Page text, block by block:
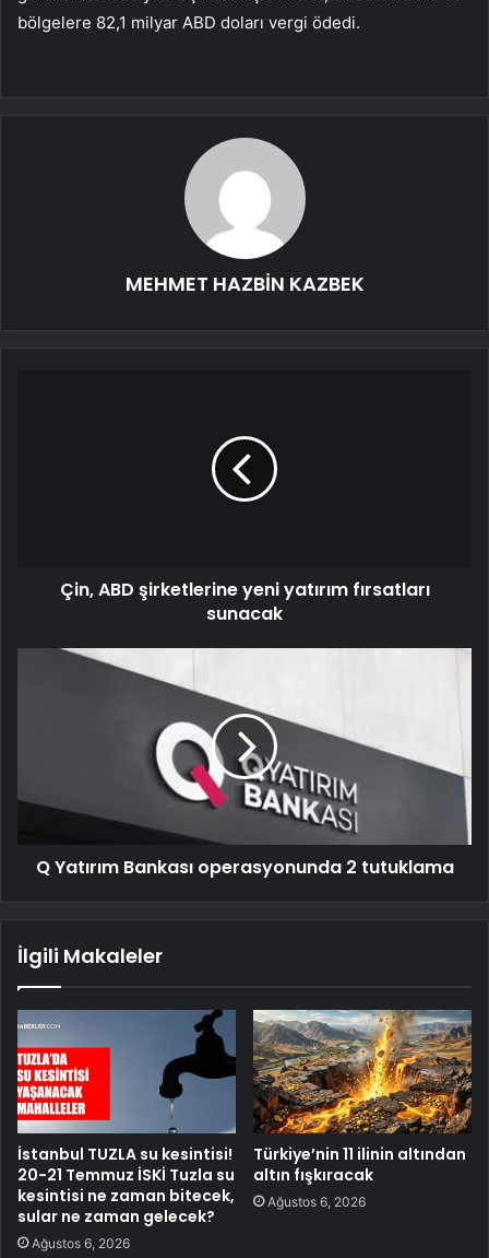
bölgelere 82,1 milyar ABD doları vergi ödedi.
MEHMET HAZBİN KAZBEK
Çin, ABD şirketlerine yeni yatırım fırsatları
sunacak
Q Yatırım Bankası operasyonunda 2 tutuklama
İlgili Makaleler
İstanbul TUZLA su kesintisi!
20-21 Temmuz İSKİ Tuzla su
kesintisi ne zaman bitecek,
sular ne zaman gelecek?
Ağustos 6, 2026
Türkiye’nin 11 ilinin altından
altın fışkıracak
Ağustos 6, 2026